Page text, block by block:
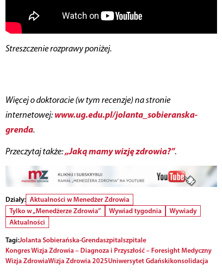
Streszczenie rozprawy poniżej.
Więcej o doktoracie (w tym recenzje) na stronie
internetowej:www.ug.edu.pl/jolanta_sobieranska-
grenda.
Przeczytaj także:„Jaką mamy wizję zdrowia?”.
Działy: Aktualności w Menedżer Zdrowia
Tylko w „Menedżerze Zdrowia”
Wywiad tygodnia
Wywiady
Aktualności
Tagi:Jolanta Sobierańska-Grendaszpitalszpitale
Kongres Wizja Zdrowia – Diagnoza i Przyszłość – Foresight Medyczny
Wizja ZdrowiaWizja Zdrowia 2025Uniwersytet Gdańskikonsolidacja